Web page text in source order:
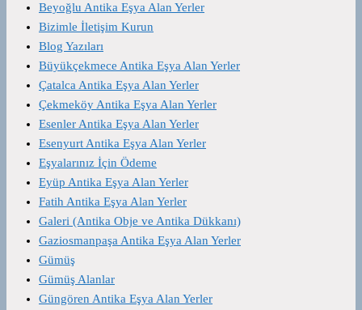
Beyoğlu Antika Eşya Alan Yerler
Bizimle İletişim Kurun
Blog Yazıları
Büyükçekmece Antika Eşya Alan Yerler
Çatalca Antika Eşya Alan Yerler
Çekmeköy Antika Eşya Alan Yerler
Esenler Antika Eşya Alan Yerler
Esenyurt Antika Eşya Alan Yerler
Eşyalarınız İçin Ödeme
Eyüp Antika Eşya Alan Yerler
Fatih Antika Eşya Alan Yerler
Galeri (Antika Obje ve Antika Dükkanı)
Gaziosmanpaşa Antika Eşya Alan Yerler
Gümüş
Gümüş Alanlar
Güngören Antika Eşya Alan Yerler